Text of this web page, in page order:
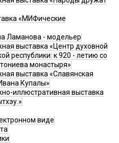
«МИФические
Ламанова - модельер
выставка «Центр духовной
республики: к 920 - летию со
монастыря»
выставка «Славянская
Купалы»
иллюстративная выставка
виде